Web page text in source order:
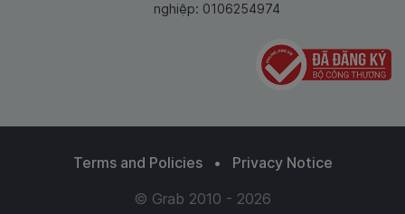
nghiệp: 0106254974
Terms and Policies •
Privacy Notice
© Grab 2010 - 2026